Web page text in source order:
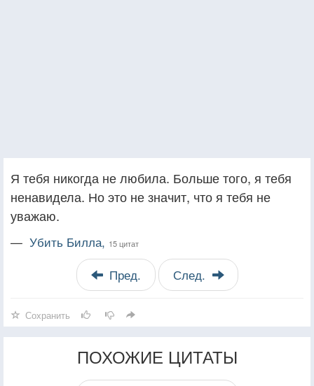
Я тебя никогда не любила. Больше того, я тебя
ненавидела. Но это не значит, что я тебя не
уважаю.
— Убить Билла, 15 цитат
Пред. След.
Сохранить
ПОХОЖИЕ ЦИТАТЫ